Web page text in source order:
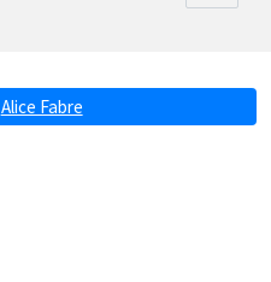
Alice Fabre